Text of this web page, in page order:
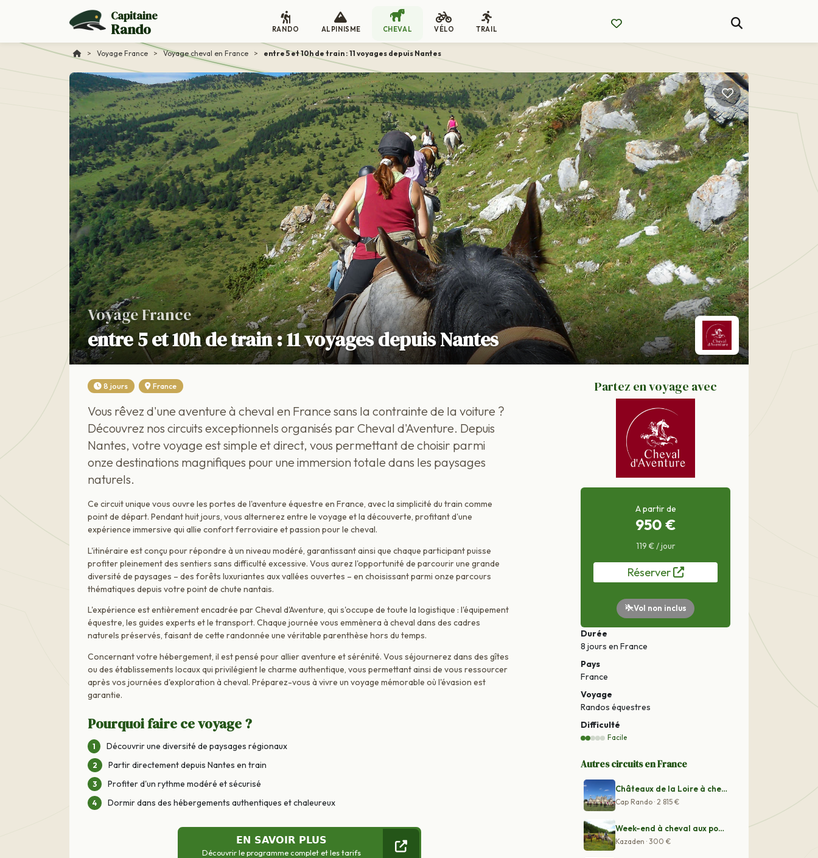
Capitaine
Rando RANDO ALPINISME CHEVAL VÉLO TRAIL
> Voyage France > Voyage cheval en France > entre 5 et 10h de train : 11 voyages depuis Nantes
Voyage France
entre 5 et 10h de train : 11 voyages depuis Nantes
8 jours France
Vous rêvez d'une aventure à cheval en France sans la contrainte de la voiture ?
Découvrez nos circuits exceptionnels organisés par Cheval d'Aventure. Depuis
Nantes, votre voyage est simple et direct, vous permettant de choisir parmi
onze destinations magnifiques pour une immersion totale dans les paysages
naturels.
Ce circuit unique vous ouvre les portes de l'aventure équestre en France, avec la simplicité du train comme
point de départ. Pendant huit jours, vous alternerez entre le voyage et la découverte, profitant d'une
expérience immersive qui allie confort ferroviaire et passion pour le cheval.
L'itinéraire est conçu pour répondre à un niveau modéré, garantissant ainsi que chaque participant puisse
profiter pleinement des sentiers sans difficulté excessive. Vous aurez l'opportunité de parcourir une grande
diversité de paysages – des forêts luxuriantes aux vallées ouvertes – en choisissant parmi onze parcours
thématiques depuis votre point de chute nantais.
L'expérience est entièrement encadrée par Cheval d'Aventure, qui s'occupe de toute la logistique : l'équipement
équestre, les guides experts et le transport. Chaque journée vous emmènera à cheval dans des cadres
naturels préservés, faisant de cette randonnée une véritable parenthèse hors du temps.
Concernant votre hébergement, il est pensé pour allier aventure et sérénité. Vous séjournerez dans des gîtes
ou des établissements locaux qui privilégient le charme authentique, vous permettant ainsi de vous ressourcer
après vos journées d'exploration à cheval. Préparez-vous à vivre un voyage mémorable où l'évasion est
garantie.
Pourquoi faire ce voyage ?
Découvrir une diversité de paysages régionaux
Partir directement depuis Nantes en train
Profiter d'un rythme modéré et sécurisé
Dormir dans des hébergements authentiques et chaleureux
EN SAVOIR PLUS
Découvrir le programme complet et les tarifs
Partez en voyage avec
A partir de
950 €
119 € / jour
Réserver
Vol non inclus
Durée
8 jours en France
Pays
France
Voyage
Randos équestres
Difficulté
Facile
Autres circuits en France
Châteaux de la Loire à cheval
Cap Rando · 2 815 €
Week-end à cheval aux portes des Landes
Kazaden · 300 €